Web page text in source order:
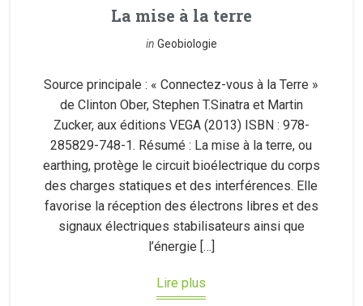
La mise à la terre
in Geobiologie
Source principale : « Connectez-vous à la Terre »
de Clinton Ober, Stephen T.Sinatra et Martin
Zucker, aux éditions VEGA (2013) ISBN : 978-
285829-748-1. Résumé : La mise à la terre, ou
earthing, protège le circuit bioélectrique du corps
des charges statiques et des interférences. Elle
favorise la réception des électrons libres et des
signaux électriques stabilisateurs ainsi que
l’énergie […]
Lire plus